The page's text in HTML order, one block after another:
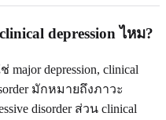
depression ไหม?
depression, clinical
มักหมายถึงภาวะ
disorder ส่วน clinical